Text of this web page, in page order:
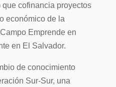
cofinancia proyectos
económico de la
Emprende en
en El Salvador.
de conocimiento
Sur-Sur, una